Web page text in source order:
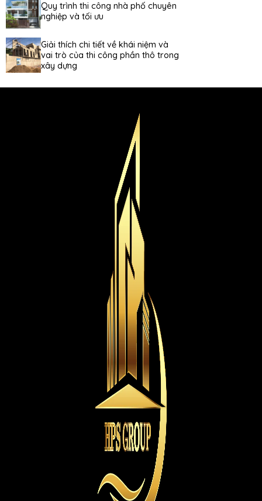
Quy trình thi công nhà phố chuyên
nghiệp và tối ưu
Giải thích chi tiết về khái niệm và
vai trò của thi công phần thô trong
xây dựng